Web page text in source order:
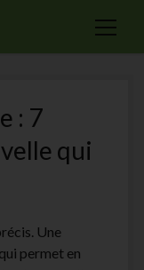
open
: 7
qui
Une
permet en